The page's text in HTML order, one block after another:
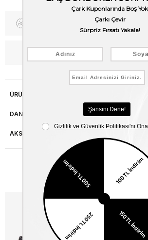
Fiyat Düşünce Haber Ver
WhatsApp’tan Bilgi Al
ÜRÜN ÖZELLIKLERI
DANIŞMA HATTI
AKSESUAR ONARIMI
Benzer Ürünler
EKLE5
EKSTRA
İNDİRİM